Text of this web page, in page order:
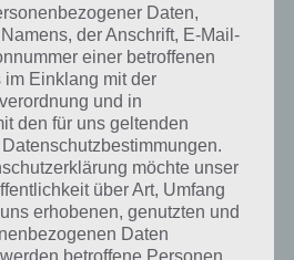
zur Lösung
Daten,
der Anschrift, E-Mail-
einer betroffenen
im Einklang mit der
und in
den für uns geltenden
möchte unser
über Art, Umfang
erhobenen, genutzten und
Daten
betroffene Personen